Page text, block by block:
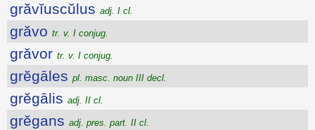
grăvĭuscŭlus adj. I cl.
grăvo tr. v. I conjug.
grăvor tr. v. I conjug.
grĕgāles pl. masc. noun III decl.
grĕgālis adj. II cl.
grĕgans adj. pres. part. II cl.